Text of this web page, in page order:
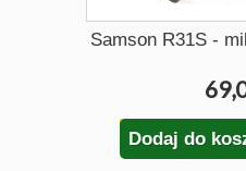
Samson R31S -
Dodaj do